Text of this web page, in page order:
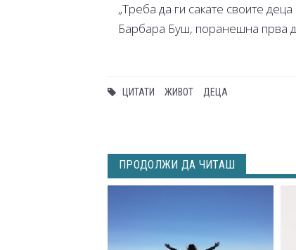
„Треба да ги сакате своите
Барбара Буш, поранешна прва
ЦИТАТИ ЖИВОТ ДЕЦА
ПРОДОЛЖИ ДА ЧИТАШ